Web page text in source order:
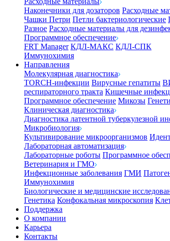
Наконечники для дозаторов Расходные
Чашки Петри Петли бактериологические
Разное Расходные материалы для
Программное обеспечение
FRT Manager КДЛ-МАКС КДЛ-СПК
Иммунохимия
Направления
Молекулярная диагностика
TORCH-инфекции Вирусные гепатиты
респираторного тракта Кишечные
Программное обеспечение Микозы
Клиническая диагностика
Диагностика латентной туберкулезной
Микробиология
Культивирование микроорганизмов
Лабораторная автоматизация
Лабораторные роботы Программное
Ветеринария и ГМО
Инфекционные заболевания ГМИ
Иммунохимия
Биологические и медицинские
Генетика Конфокальная микроскопия
Поддержка
О компании
Карьера
Контакты